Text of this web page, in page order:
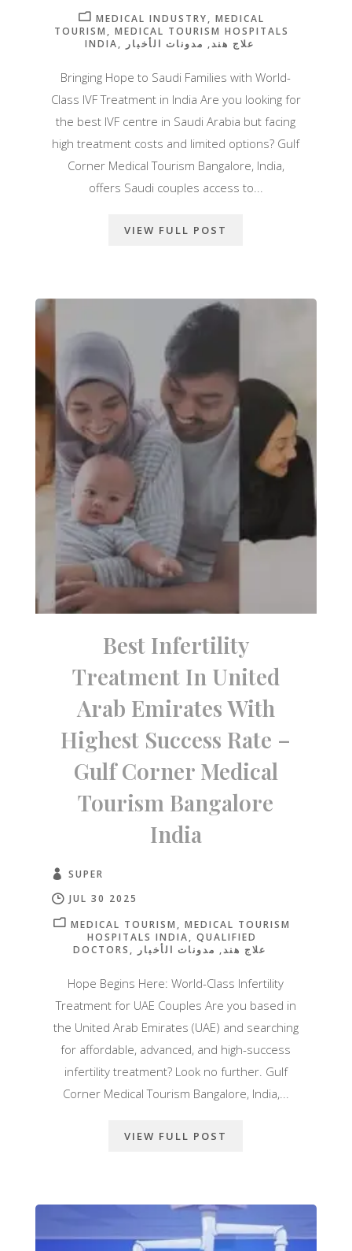
MEDICAL INDUSTRY
MEDICAL
TOURISM
MEDICAL TOURISM HOSPITALS
INDIA
علاج هند مدونات الأخبار
Bringing Hope to Saudi Families with World-
Class IVF Treatment in India Are you looking for
the best IVF centre in Saudi Arabia but facing
high treatment costs and limited options? Gulf
Corner Medical Tourism Bangalore, India,
offers Saudi couples access to...
VIEW FULL POST
Best Infertility
Treatment In United
Arab Emirates With
Highest Success Rate –
Gulf Corner Medical
Tourism Bangalore
India
SUPER
JUL 30 2025
MEDICAL TOURISM
MEDICAL TOURISM
HOSPITALS INDIA
QUALIFIED
DOCTORS
علاج هند مدونات الأخبار
Hope Begins Here: World-Class Infertility
Treatment for UAE Couples Are you based in
the United Arab Emirates (UAE) and searching
for affordable, advanced, and high-success
infertility treatment? Look no further. Gulf
Corner Medical Tourism Bangalore, India,...
VIEW FULL POST